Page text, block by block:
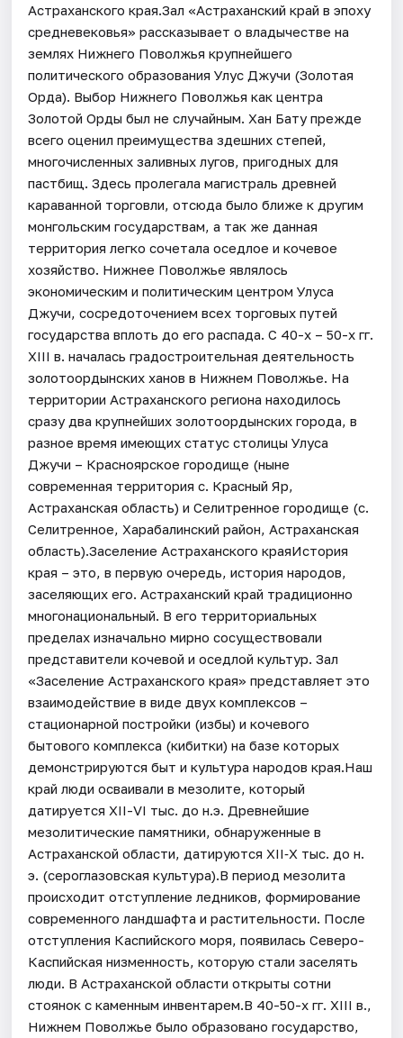
Астраханского края.Зал «Астраханский край в эпоху
средневековья» рассказывает о владычестве на
землях Нижнего Поволжья крупнейшего
политического образования Улус Джучи (Золотая
Орда). Выбор Нижнего Поволжья как центра
Золотой Орды был не случайным. Хан Бату прежде
всего оценил преимущества здешних степей,
многочисленных заливных лугов, пригодных для
пастбищ. Здесь пролегала магистраль древней
караванной торговли, отсюда было ближе к другим
монгольским государствам, а так же данная
территория легко сочетала оседлое и кочевое
хозяйство. Нижнее Поволжье являлось
экономическим и политическим центром Улуса
Джучи, сосредоточением всех торговых путей
государства вплоть до его распада. С 40-х – 50-х гг.
XIII в. началась градостроительная деятельность
золотоордынских ханов в Нижнем Поволжье. На
территории Астраханского региона находилось
сразу два крупнейших золотоордынских города, в
разное время имеющих статус столицы Улуса
Джучи – Красноярское городище (ныне
современная территория с. Красный Яр,
Астраханская область) и Селитренное городище (с.
Селитренное, Харабалинский район, Астраханская
область).Заселение Астраханского краяИстория
края – это, в первую очередь, история народов,
заселяющих его. Астраханский край традиционно
многонациональный. В его территориальных
пределах изначально мирно сосуществовали
представители кочевой и оседлой культур. Зал
«Заселение Астраханского края» представляет это
взаимодействие в виде двух комплексов –
стационарной постройки (избы) и кочевого
бытового комплекса (кибитки) на базе которых
демонстрируются быт и культура народов края.Наш
край люди осваивали в мезолите, который
датируется XII-VI тыс. до н.э. Древнейшие
мезолитические памятники, обнаруженные в
Астраханской области, датируются XII‐X тыс. до н.
э. (сероглазовская культура).В период мезолита
происходит отступление ледников, формирование
современного ландшафта и растительности. После
отступления Каспийского моря, появилась Северо-
Каспийская низменность, которую стали заселять
люди. В Астраханской области открыты сотни
стоянок с каменным инвентарем.В 40-50-х гг. XIII в.,
Нижнем Поволжье было образовано государство,